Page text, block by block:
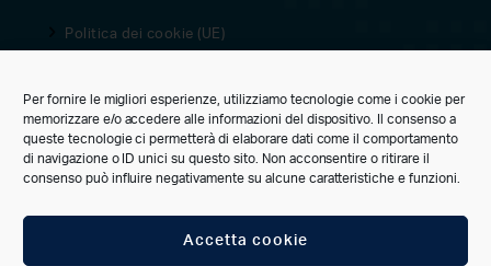
Per fornire le migliori esperienze, utilizziamo tecnologie come i cookie per
memorizzare e/o accedere alle informazioni del dispositivo. Il consenso a
queste tecnologie ci permetterà di elaborare dati come il comportamento
di navigazione o ID unici su questo sito. Non acconsentire o ritirare il
consenso può influire negativamente su alcune caratteristiche e funzioni.
Accetta cookie
Politica dei cookie (UE)
CUSTOMER CARE